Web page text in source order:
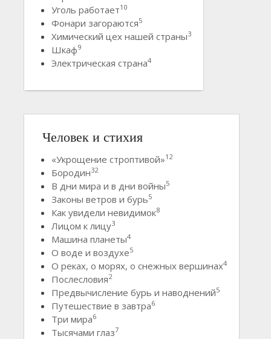
Уголь работает10
Фонари загораются5
Химический цех нашей страны3
Шкаф9
Электрическая страна4
Человек и стихия
«Укрощение строптивой»12
Бородин32
В дни мира и в дни войны5
Законы ветров и бурь5
Как увидели невидимок8
Лицом к лицу3
Машина планеты4
О воде и воздухе5
О реках, о морях, о снежных вершинах4
Послесловия2
Предвычисление бурь и наводнений5
Путешествие в завтра6
Три мира6
Тысячами глаз7